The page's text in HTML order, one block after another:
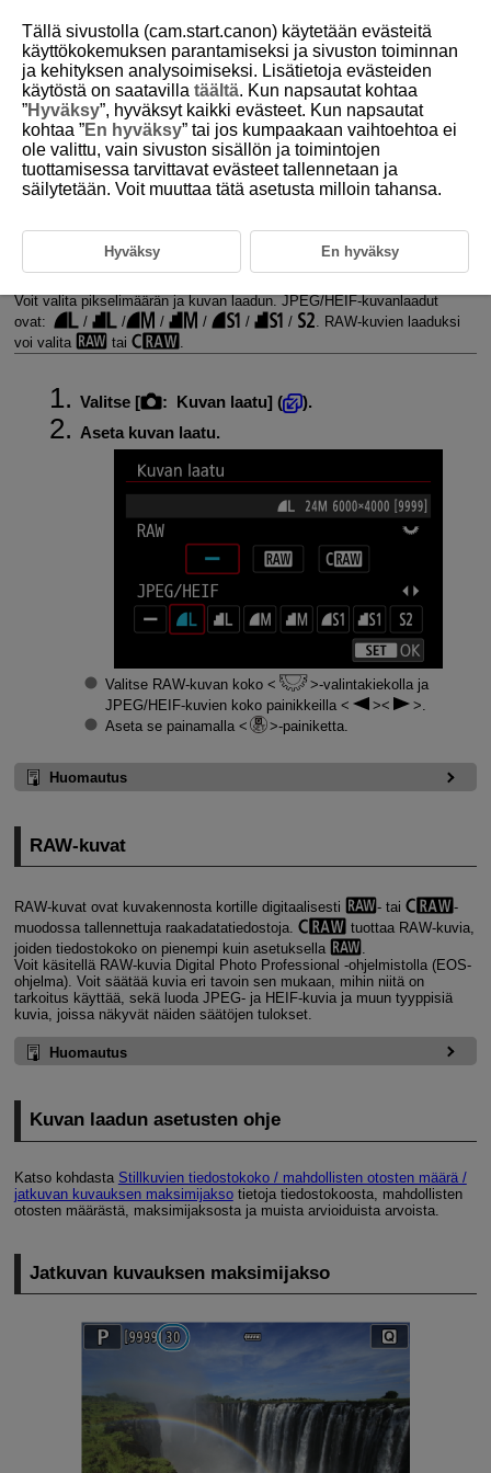
D375-059
Stillkuvien kuvanlaatu
RAW-kuvat
Kuvan laadun asetusten ohje
Voit valita pikselimäärän ja kuvan laadun. JPEG/HEIF-kuvanlaadut
ovat:
/ / / / / /
. RAW-kuvien laaduksi
voi valita
tai
Valitse [ : Kuvan laatu] (
).
Aseta kuvan laatu.
Valitse RAW-kuvan koko
-valintakiekolla ja
JPEG/HEIF-kuvien koko painikkeilla
.
Aseta se painamalla
-painiketta.
Huomautus
RAW-kuvat
RAW-kuvat ovat kuvakennosta kortille digitaalisesti - tai
-
muodossa tallennettuja raakadatatiedostoja.
tuottaa RAW-kuvia,
joiden tiedostokoko on pienempi kuin asetuksella
.
Voit käsitellä RAW-kuvia Digital Photo Professional ‑ohjelmistolla (EOS-
ohjelma). Voit säätää kuvia eri tavoin sen mukaan, mihin niitä on
tarkoitus käyttää, sekä luoda JPEG- ja HEIF-kuvia ja muun tyyppisiä
kuvia, joissa näkyvät näiden säätöjen tulokset.
Huomautus
Kuvan laadun asetusten ohje
Katso kohdasta Stillkuvien tiedostokoko / mahdollisten otosten määrä /
jatkuvan kuvauksen maksimijaksotietoja tiedostokoosta, mahdollisten
otosten määrästä, maksimijaksosta ja muista arvioiduista arvoista.
Jatkuvan kuvauksen maksimijakso
Tällä sivustolla (cam.start.canon) käytetään evästeitä
käyttökokemuksen parantamiseksi ja sivuston toiminnan
ja kehityksen analysoimiseksi. Lisätietoja evästeiden
käytöstä on saatavilla täältä. Kun napsautat kohtaa
”Hyväksy”, hyväksyt kaikki evästeet. Kun napsautat
kohtaa ”En hyväksy” tai jos kumpaakaan vaihtoehtoa ei
ole valittu, vain sivuston sisällön ja toimintojen
tuottamisessa tarvittavat evästeet tallennetaan ja
säilytetään. Voit muuttaa tätä asetusta milloin tahansa.
Hyväksy En hyväksy